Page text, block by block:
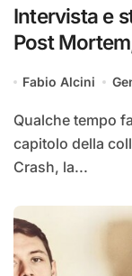
Intervista e
Post
Fabio Alcini
Qualche tempo fa abbiamo recensito il dodicesimo
capitolo della
Crash, la...